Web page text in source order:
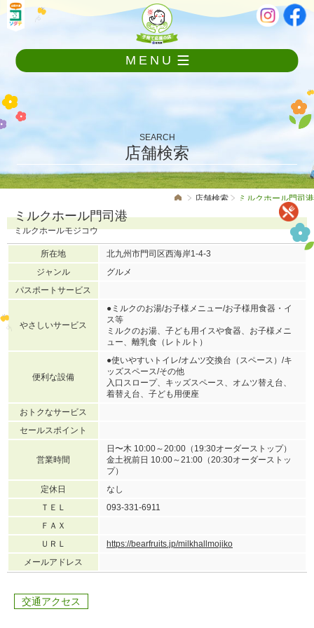
ニ
し
て
本
MENU
SEARCH
店舗検索
店舗検索 ミルクホール門司港
ミルクホール門司港
ミルクホールモジコウ
所在地
北九州市門司区西海岸1-4-3
ジャンル
グルメ
パスポートサービス
やさしいサービス
●ミルクのお湯/お子様メニュー/お子様用食器・イ
ス等
ミルクのお湯、子ども用イスや食器、お子様メニ
ュー、離乳食（レトルト）
便利な設備
●使いやすいトイレ/オムツ交換台（スペース）/キ
ッズスペース/その他
入口スロープ、キッズスペース、オムツ替え台、
着替え台、子ども用便座
おトクなサービス
セールスポイント
営業時間
日〜木 10:00～20:00（19:30オーダーストップ）
金土祝前日 10:00～21:00（20:30オーダーストッ
プ）
定休日
なし
ＴＥＬ
093-331-6911
ＦＡＸ
ＵＲＬ
https://bearfruits.jp/milkhallmojiko
メールアドレス
交通アクセス